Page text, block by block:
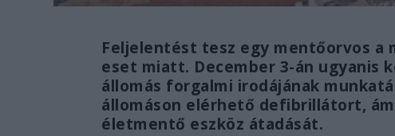
Feljelentést tesz egy mentőorvos
eset miatt. December 3-án
állomás forgalmi irodájának
állomáson elérhető defibrillátort,
életmentő eszköz átadását.